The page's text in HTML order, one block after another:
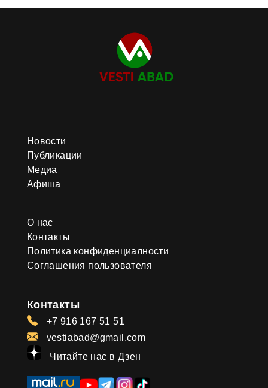
Новости
Публикации
Медиа
Афиша
О нас
Контакты
Политика конфиденциалности
Соглашения пользователя
Контакты
+7 916 167 51 51
vestiabad@gmail.com
Читайте нас в Дзен